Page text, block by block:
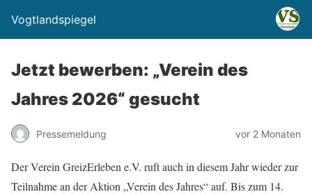
Vogtlandspiegel
Jetzt bewerben: „Verein des
Jahres 2026“ gesucht
Pressemeldung vor 2 Monaten
Der Verein GreizErleben e.V. ruft auch in diesem Jahr wieder zur
Teilnahme an der Aktion „Verein des Jahres“ auf. Bis zum 14.